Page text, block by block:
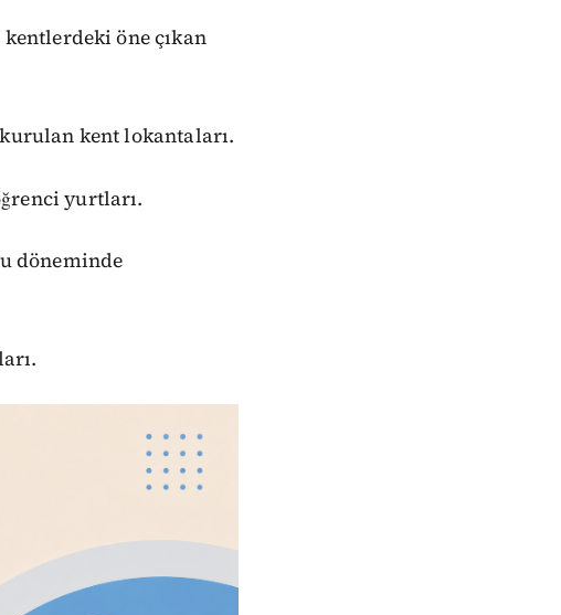
öne çıkan
kent lokantaları.
yurtları.
döneminde